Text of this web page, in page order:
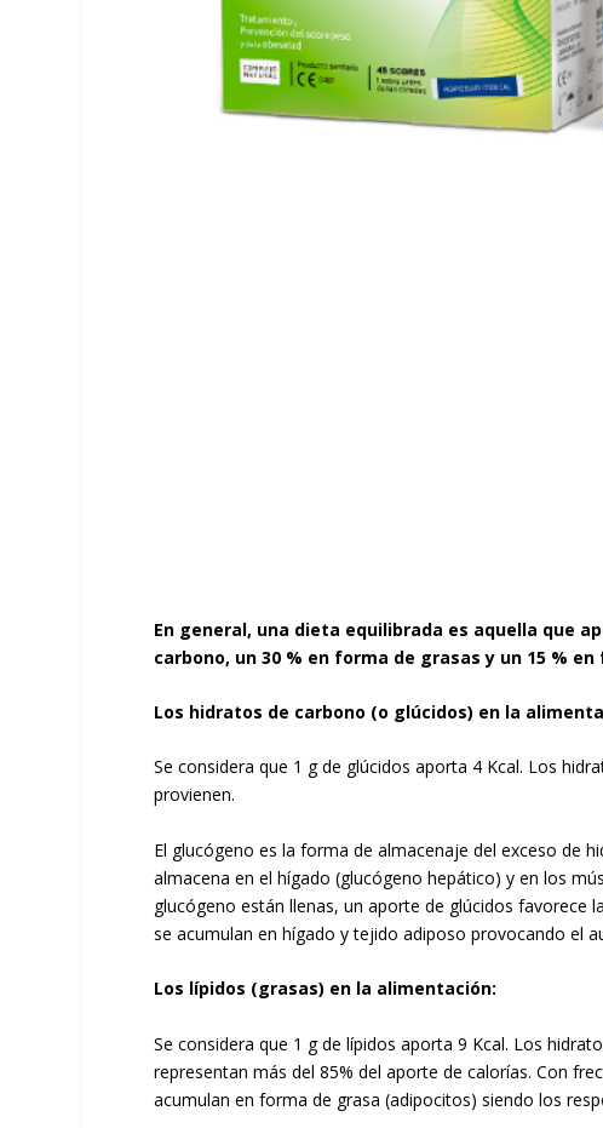
En general, una dieta equilibrada es aquella que
carbono, un 30 % en forma de grasas y un 15 %
Los hidratos de carbono (o glúcidos) en la
Se considera que 1 g de glúcidos aporta 4 Kcal. Los
provienen.
El glucógeno es la forma de almacenaje del exceso de
almacena en el hígado (glucógeno hepático) y en los
glucógeno están llenas, un aporte de glúcidos favorece
se acumulan en hígado y tejido adiposo provocando el
Los lípidos (grasas) en la alimentación:
Se considera que 1 g de lípidos aporta 9 Kcal. Los
representan más del 85% del aporte de calorías. Con
acumulan en forma de grasa (adipocitos) siendo los